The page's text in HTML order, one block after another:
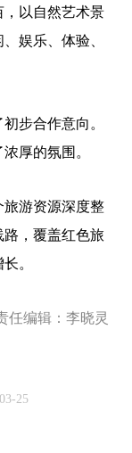
以自然艺术景
娱乐、体验、
步合作意向。
厚的氛围。
游资源深度整
，覆盖红色旅
。
任编辑：李晓灵
25